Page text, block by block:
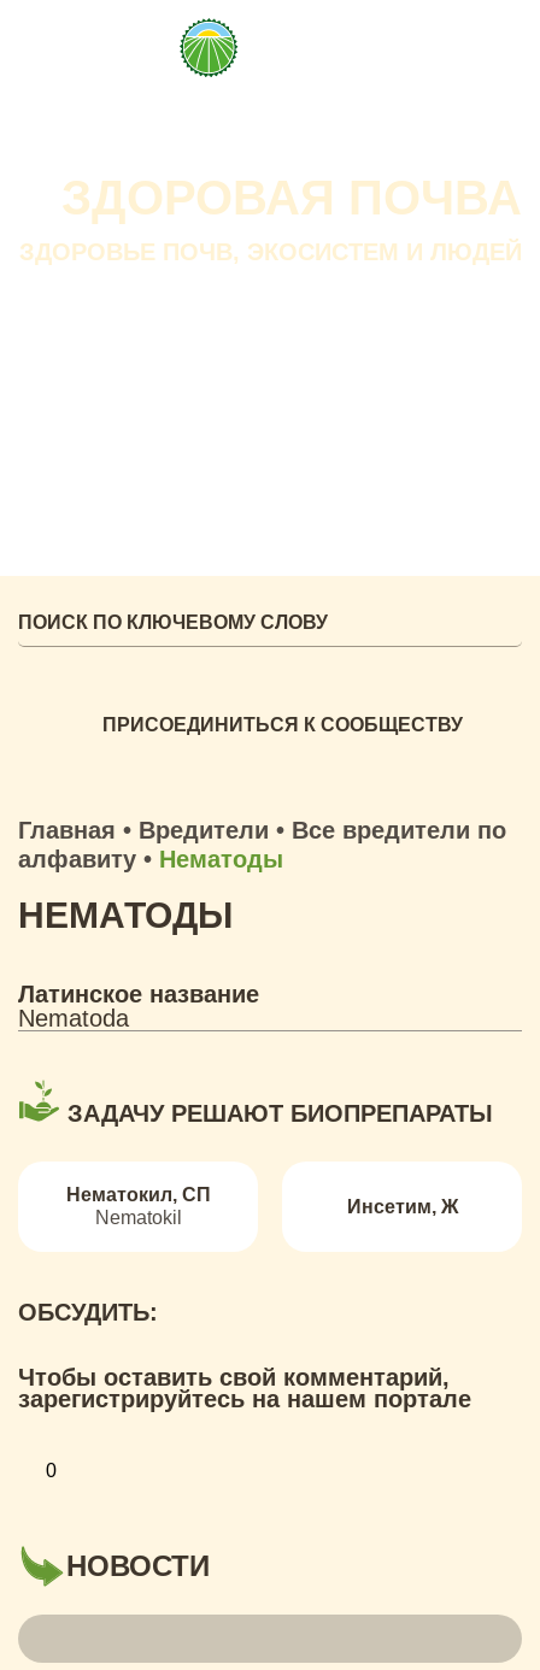
ЗДОРОВАЯ ПОЧВА
ЗДОРОВЬЕ ПОЧВ, ЭКОСИСТЕМ И ЛЮДЕЙ
ПРИСОЕДИНИТЬСЯ К СООБЩЕСТВУ
Главная • Вредители • Все вредители по
алфавиту • Нематоды
НЕМАТОДЫ
Латинское название
Nematoda
ЗАДАЧУ РЕШАЮТ БИОПРЕПАРАТЫ
Нематокил, СП
Nematokil
Инсетим, Ж
ОБСУДИТЬ:
Чтобы оставить свой комментарий,
зарегистрируйтесь на нашем портале
0
НОВОСТИ